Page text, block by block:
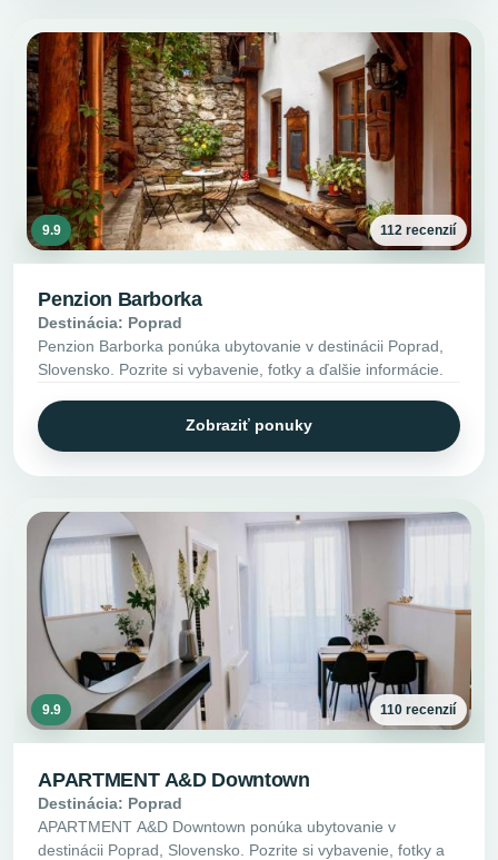
9.9 112 recenzií
Penzion Barborka
Destinácia: Poprad
Penzion Barborka ponúka ubytovanie v destinácii Poprad,
Slovensko. Pozrite si vybavenie, fotky a ďalšie informácie.
Zobraziť ponuky
9.9 110 recenzií
APARTMENT A&D Downtown
Destinácia: Poprad
APARTMENT A&D Downtown ponúka ubytovanie v
destinácii Poprad, Slovensko. Pozrite si vybavenie, fotky a